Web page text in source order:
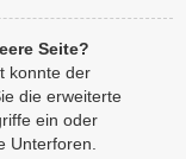
Seite?
konnte der
die erweiterte
ein oder
Unterforen.